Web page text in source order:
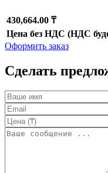
430,664.00 ₸
Цена без НДС (НДС
Оформить заказ
Сделать